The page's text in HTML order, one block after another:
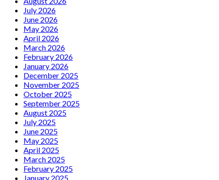
July 2026
June 2026
May 2026
April 2026
March 2026
February 2026
January 2026
December 2025
November 2025
October 2025
September 2025
August 2025
July 2025
June 2025
May 2025
April 2025
March 2025
February 2025
January 2025